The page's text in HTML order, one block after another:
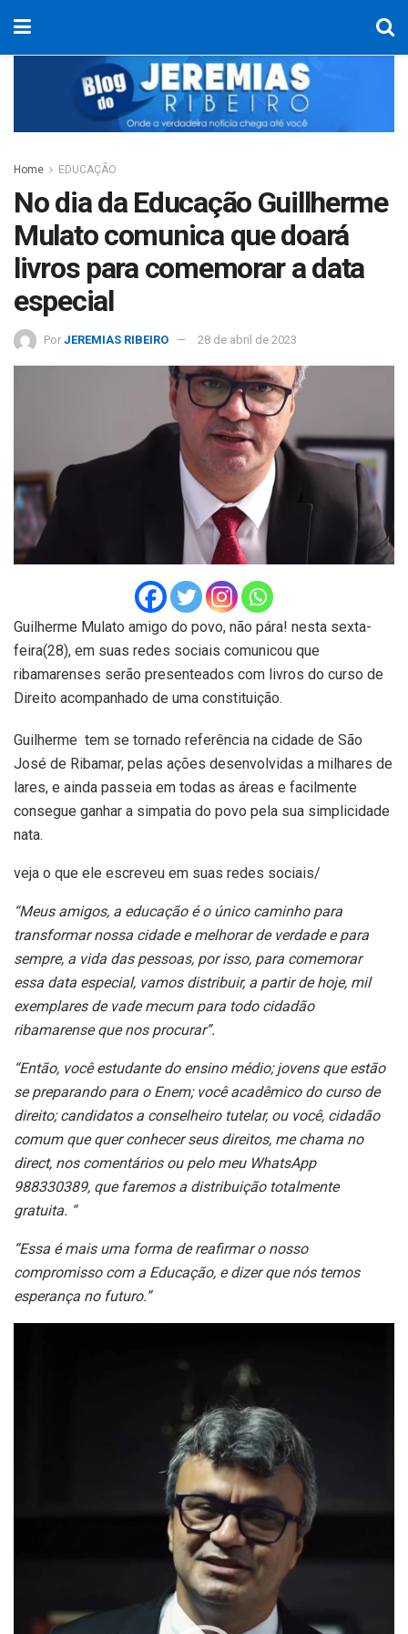
Home EDUCAÇÃO
No dia da Educação Guillherme
Mulato comunica que doará
livros para comemorar a data
especial
Por JEREMIAS RIBEIRO 28 de abril de 2023
Guilherme Mulato amigo do povo, não pára! nesta sexta-
feira(28), em suas redes sociais comunicou que
ribamarenses serão presenteados com livros do curso de
Direito acompanhado de uma constituição.
Guilherme tem se tornado referência na cidade de São
José de Ribamar, pelas ações desenvolvidas a milhares de
lares, e ainda passeia em todas as áreas e facilmente
consegue ganhar a simpatia do povo pela sua simplicidade
nata.
veja o que ele escreveu em suas redes sociais/
“Meus amigos, a educação é o único caminho para
transformar nossa cidade e melhorar de verdade e para
sempre, a vida das pessoas, por isso, para comemorar
essa data especial, vamos distribuir, a partir de hoje, mil
exemplares de vade mecum para todo cidadão
ribamarense que nos procurar”.
“Então, você estudante do ensino médio; jovens que estão
se preparando para o Enem; você acadêmico do curso de
direito; candidatos a conselheiro tutelar, ou você, cidadão
comum que quer conhecer seus direitos, me chama no
direct, nos comentários ou pelo meu WhatsApp
988330389, que faremos a distribuição totalmente
gratuita. “
“Essa é mais uma forma de reafirmar o nosso
compromisso com a Educação, e dizer que nós temos
esperança no futuro.”